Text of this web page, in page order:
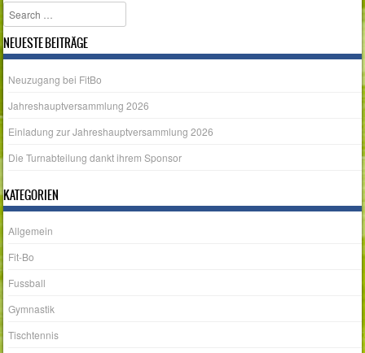
Search
NEUESTE BEITRÄGE
Neuzugang bei FitBo
Jahreshauptversammlung 2026
Einladung zur Jahreshauptversammlung 2026
Die Turnabteilung dankt ihrem Sponsor
KATEGORIEN
Allgemein
Fit-Bo
Fussball
Gymnastik
Tischtennis